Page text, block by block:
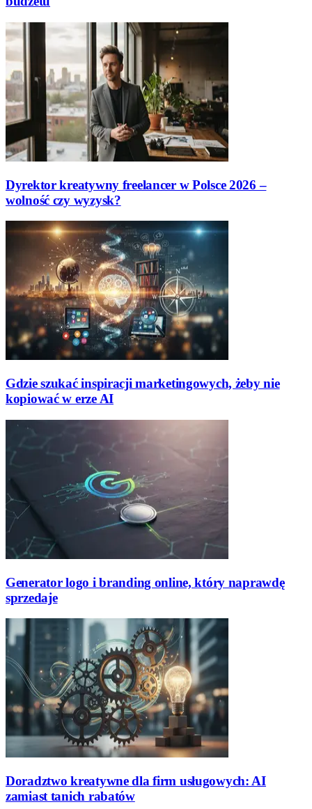
Dyrektor kreatywny freelancer w Polsce 2026 –
wolność czy wyzysk?
Gdzie szukać inspiracji marketingowych, żeby nie
kopiować w erze AI
Generator logo i branding online, który naprawdę
sprzedaje
Doradztwo kreatywne dla firm usługowych: AI
zamiast tanich rabatów